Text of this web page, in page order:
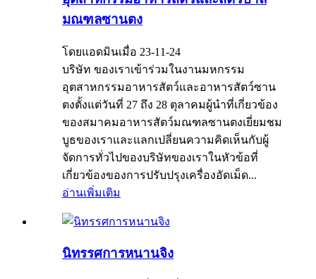
มณฑลซานตง
โดยแอดมินเมื่อ 23-11-24
บริษัท ของเราเข้าร่วมในงานมหกรรม
อุตสาหกรรมอาหารสัตว์และอาหารสัตว์ซาน
ตงตั้งแต่วันที่ 27 ถึง 28 ตุลาคมผู้นำที่เกี่ยวข้อง
ของสมาคมอาหารสัตว์มณฑลซานตงเยี่ยมชม
บูธของเราและแลกเปลี่ยนความคิดเห็นกับผู้
จัดการทั่วไปของบริษัทของเราในหัวข้อที่
เกี่ยวข้องของการปรับปรุงเครื่องอัดเม็ด...
อ่านเพิ่มเติม
นิทรรศการหนานจิง